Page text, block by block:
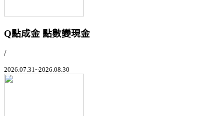
Q點成金 點數變現金
/
2026.07.31~2026.08.30